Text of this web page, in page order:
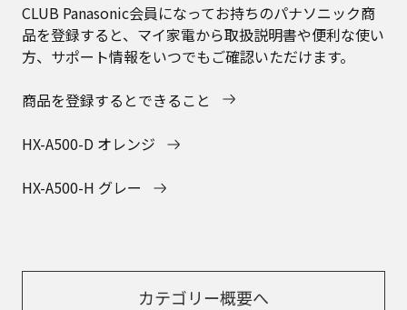
CLUB Panasonic会員になってお持ちのパナソニック商
品を登録すると、マイ家電から取扱説明書や便利な使い
方、サポート情報をいつでもご確認いただけます。
商品を登録するとできること
HX-A500-D オレンジ
HX-A500-H グレー
カテゴリー概要へ